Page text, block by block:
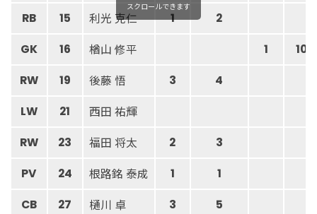
RB 15 利光 克仁 1 2
GK 16 楢山 修平 1 10
RW 19 後藤 悟 3 4
LW 21 西田 祐輝
RW 23 福田 将太 2 3
PV 24 根路銘 泰成 1 1
CB 27 樋川 卓 3 5
スクロールできます